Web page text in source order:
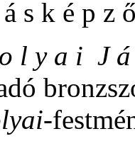
s k é p
l y a i J á
-